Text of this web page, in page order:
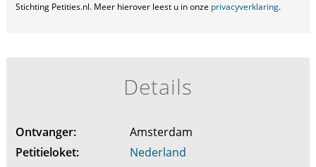
Stichting Petities.nl. Meer hierover leest u in onze privacyverklaring.
Details
Ontvanger:
Amsterdam
Petitieloket:
Nederland